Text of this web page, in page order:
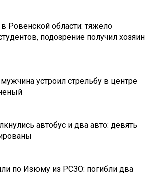
Ровенской области: тяжело
подозрение получил хозяин
устроил стрельбу в центре
автобус и два авто: девять
по Изюму из РСЗО: погибли два